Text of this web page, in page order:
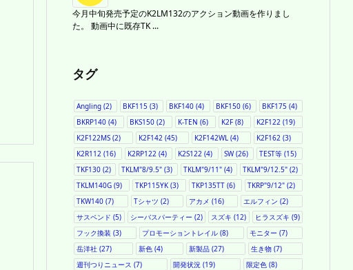
今月中旬発売予定のK2LM132のアクション動画を作りまし
た。 動画中に既存TK ...
タグ
Angling (2) BKF115 (3) BKF140 (4) BKF150(6) BKF175(4)
BKRP140 (4) BKS150 (2) K-TEN (6) K2F (8) K2F122 (19)
K2F122MS (2) K2F142(45) K2F142WL (4) K2F162(3)
K2R112 (16) K2RP122(4) K2S122 (4) SW(26) TEST等 (15)
TKF130 (2) TKLM"8/9.5" (3) TKLM"9/11"(4) TKLM"9/12.5"(2)
TKLM140G (9) TKP115YK(3) TKP135TT(6) TKRP"9/12" (2)
TKW140 (7) Tシャツ (2) アカメ (16) エルフィン (2)
サスペンド (5) シーバスパーティー (2) スズキ (12) ヒラスズキ (9)
フック換装 (3) プロモーショントレイル (8) モニター (7)
岳洋社 (27) 新色(4) 新製品 (27) 生き物(7)
週刊つりニュース (7) 開発状況 (19) 限定色 (8)